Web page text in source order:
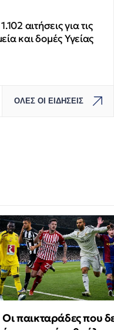
αιτήσεις για τις
και δομές Υγείας
ΟΛΕΣ ΟΙ ΕΙΔΗΣΕΙΣ
Οι παικταράδες που